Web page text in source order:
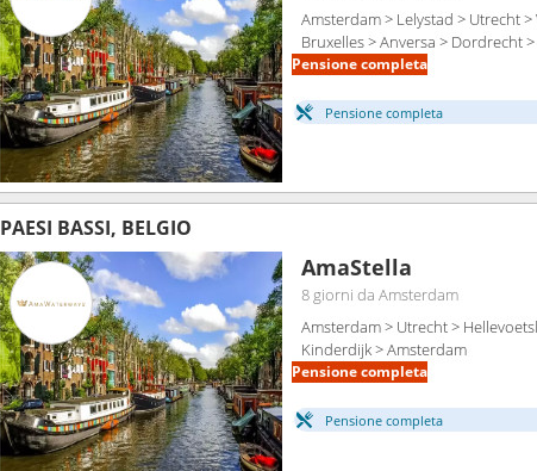
Amsterdam > Lelystad > Utrecht
Bruxelles > Anversa > Dordrecht
Pensione completa
Pensione completa
PAESI BASSI, BELGIO
AmaStella
8 giorni da Amsterdam
Amsterdam > Utrecht >
Kinderdijk > Amsterdam
Pensione completa
Pensione completa